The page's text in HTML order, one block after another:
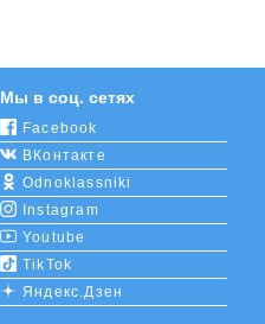
Мы в соц. сетях
Facebook
ВКонтакте
Odnoklassniki
Instagram
Youtube
TikTok
Яндекс.Дзен